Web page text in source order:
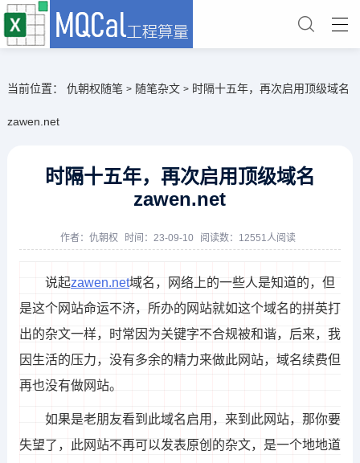
当前位置： 仇朝权随笔 > 随笔杂文 > 时隔十五年，再次启用顶级域名
zawen.net
时隔十五年，再次启用顶级域名
zawen.net
作者： 仇朝权 时间：23-09-10 阅读数：12551人阅读
说起zawen.net域名，网络上的一些人是知道的，但
是这个网站命运不济，所办的网站就如这个域名的拼英打
出的杂文一样，时常因为关键字不合规被和谐，后来，我
因生活的压力，没有多余的精力来做此网站，域名续费但
再也没有做网站。
如果是老朋友看到此域名启用，来到此网站，那你要
失望了，此网站不再可以发表原创的杂文，是一个地地道